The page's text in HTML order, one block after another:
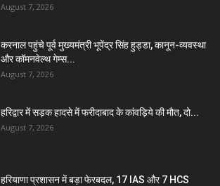
August 7, 2026
करनाल पहुंचे पूर्व मुख्यमंत्री भूपेंद्र सिंह हुड्डा, कानून-व्यवस्था
और कॉमनवेल्थ गेम्स...
August 7, 2026
हरिद्वार में सड़क हादसे में फरीदाबाद के कांवड़िये की मौत, दो...
August 7, 2026
हरियाणा प्रशासन में बड़ा फेरबदल, 17 IAS और 7 HCS